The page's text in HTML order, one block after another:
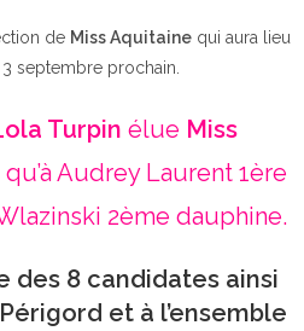
de Miss Aquitainequi aura lieu
septembre prochain.
Turpin élue Miss
qu’à Audrey Laurent 1ère
2ème dauphine.
des 8 candidates ainsi
et à l’ensemble